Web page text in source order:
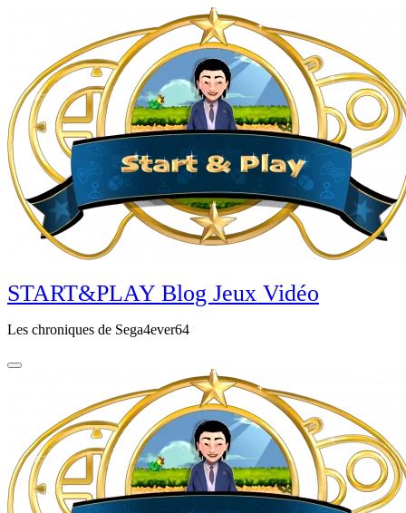
principal
START&PLAY Blog Jeux Vidéo
Les chroniques de Sega4ever64